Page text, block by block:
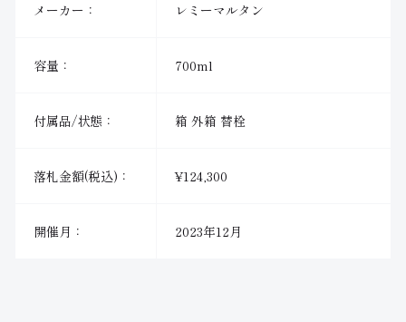
メーカー： レミーマルタン
容量： 700ml
付属品/状態： 箱 外箱 替栓
落札金額(税込)： ¥124,300
開催月： 2023年12月